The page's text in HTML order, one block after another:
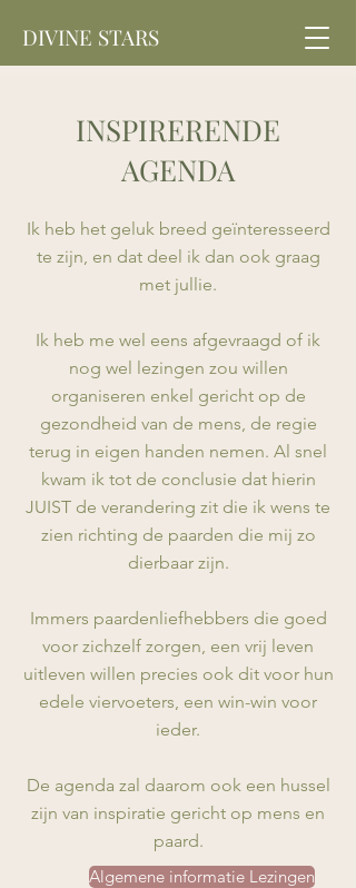
DIVINE STARS
INSPIRERENDE
AGENDA
Ik heb het geluk breed geïnteresseerd
te zijn, en dat deel ik dan ook graag
met jullie.
Ik heb me wel eens afgevraagd of ik
nog wel lezingen zou willen
organiseren enkel gericht op de
gezondheid van de mens, de regie
terug in eigen handen nemen. Al snel
kwam ik tot de conclusie dat hierin
JUIST de verandering zit die ik wens te
zien richting de paarden die mij zo
dierbaar zijn.
Immers paardenliefhebbers die goed
voor zichzelf zorgen, een vrij leven
uitleven willen precies ook dit voor hun
edele viervoeters, een win-win voor
ieder.
De agenda zal daarom ook een hussel
zijn van inspiratie gericht op mens en
paard.
Algemene informatie Lezingen